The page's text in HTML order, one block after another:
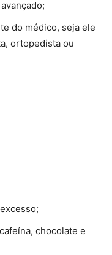
do médico, seja ele
ortopedista ou
chocolate e